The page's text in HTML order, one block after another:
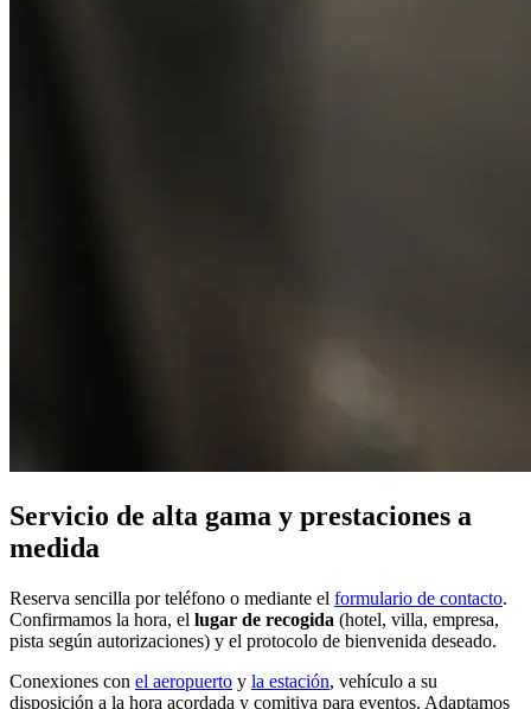
Servicio de alta gama y prestaciones a
medida
Reserva sencilla por teléfono o mediante el formulario de contacto.
Confirmamos la hora, el lugar de recogida (hotel, villa, empresa,
pista según autorizaciones) y el protocolo de bienvenida deseado.
Conexiones con el aeropuerto y la estación, vehículo a su
disposición a la hora acordada y comitiva para eventos. Adaptamos